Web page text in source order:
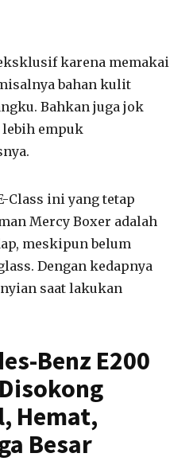
karena memakai
bahan kulit
Bahkan juga jok
lebih empuk
Class ini yang tetap
Mercy Boxer adalah
meskipun belum
Dengan kedapnya
saat lakukan
Benz E200
Hemat,
Besar